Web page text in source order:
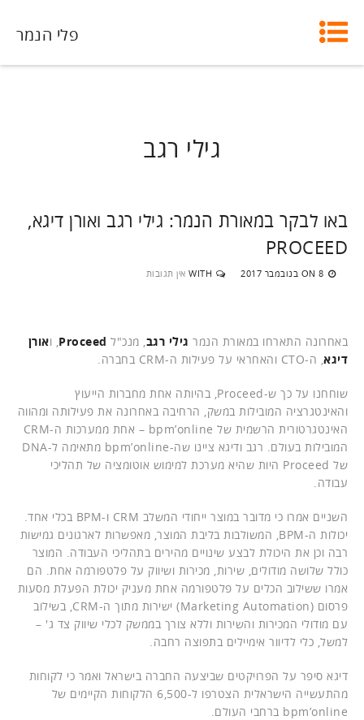
פלי הנמר
גילי רגב
באו לבקר במאורת הנמר: גילי רגב ואורן דיגא,
PROCEED
ON 8 בנובמבר 2017 WITH אין תגובות
באחרונה התארחו במאורת הנמר גילי רגב, מנכ"ל Proceed, ואורן
דיגא, ה-CTO והאחראי על פעילות ה-CRM בחברה.
שוחחנו על כך ש-Proceed, בהיותה אחת מחברות הייעוץ
והאינטגרציה המובילות במשק, הרחיבה באחרונה את פעילותה ומהווה
האינטגרטורית הרשמית של bpm’online – אחת ממערכות ה-CRM
המובילות בעולם. רגב ודיגא ציינו שה-bpm’online מתאימה ל-DNA
של Proceed היות שהיא מערכת למימוש אוטומציה של תהליכי
עבודה.
השניים אמרו כי מדובר במוצר ייחודי המשלב CRM ו-BPM בכלי אחד.
יכולות ה-BPM, המשולבות בליבת המוצר, מאפשרות לארגונים גמישות
רבה וכן את היכולת לבצע שינויים מהירים בתהליכי העבודה. המוצר
כולל שלושה מודולים, שירות, מכירות ושיווק על פלטפורמה אחת. הם
אמרו ששילוב הכלים על פלטפורמה אחת מעניק יכולת הפעלת מסעות
פרסום (Marketing Automation) ישירות מתוך ה-CRM, בשילוב
עם מודולי המכירות והשירות וללא צורך בממשק לכלי שיווק צד ג' –
למשל, כלי לדיוור אימיילים בתפוצה רחבה.
דיגא סיפר על הפרויקטים שביצעה החברה בישראל ואמר כי לקוחות
מהתעשייה הישראלית הצטרפו ל-6,500 הלקוחות הקיימים של
bpm’online ברחבי העולם.